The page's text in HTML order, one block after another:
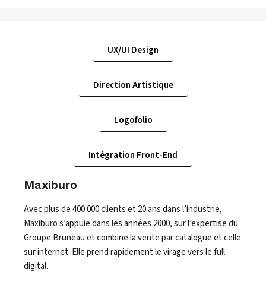
UX/UI Design
Direction Artistique
Logofolio
Intégration Front-End
Maxiburo
Avec plus de 400 000 clients et 20 ans dans l’industrie,
Maxiburo s’appuie dans les années 2000, sur l’expertise du
Groupe Bruneau et combine la vente par catalogue et celle
surinternet. Elle prend rapidement le virage vers le full
digital.